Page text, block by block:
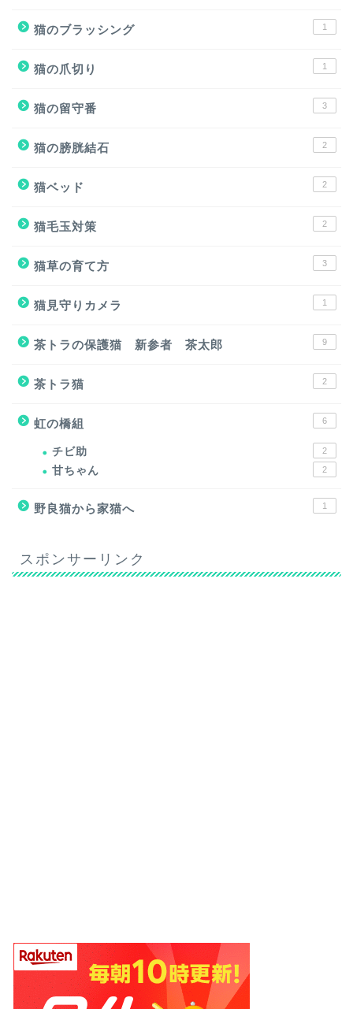
猫のブラッシング 1
猫の爪切り 1
猫の留守番 3
猫の膀胱結石 2
猫ベッド 2
猫毛玉対策 2
猫草の育て方 3
猫見守りカメラ 1
茶トラの保護猫 新参者 茶太郎 9
茶トラ猫 2
虹の橋組 6
チビ助 2
甘ちゃん 2
野良猫から家猫へ 1
スポンサーリンク